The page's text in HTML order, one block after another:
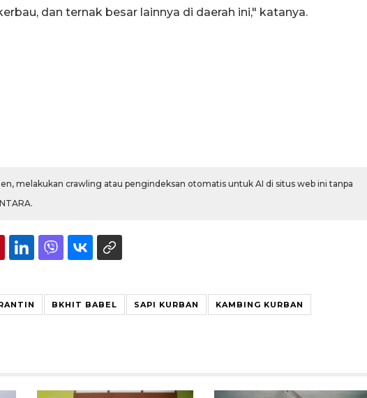
dan ternak besar lainnya di daerah ini," katanya.
melakukan crawling atau pengindeksan otomatis untuk AI di situs web ini tanpa
BKHIT BABEL SAPI KURBAN KAMBING KURBAN